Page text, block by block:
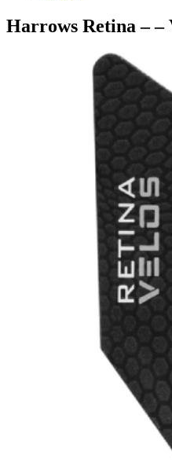
Harrows Retina – –